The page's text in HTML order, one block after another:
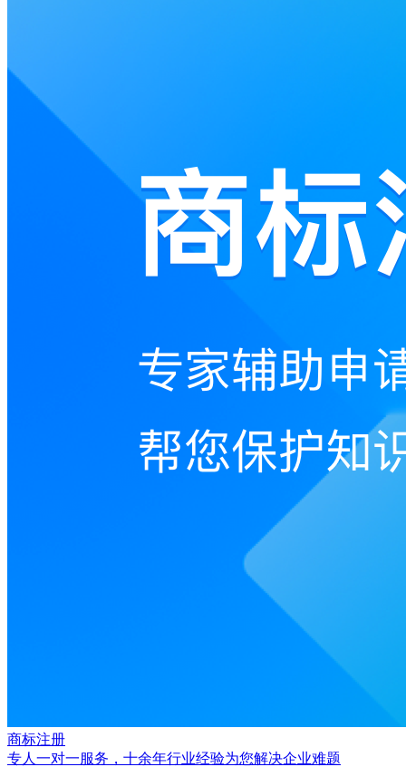
商标注册
专人一对一服务，十余年行业经验为您解决企业难题